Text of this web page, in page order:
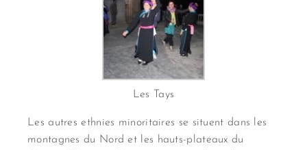
Les Tays
Les autres ethnies minoritaires se situent dans les
montagnes du Nord et les hauts-plateaux du